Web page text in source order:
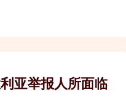
亚举报人所面临